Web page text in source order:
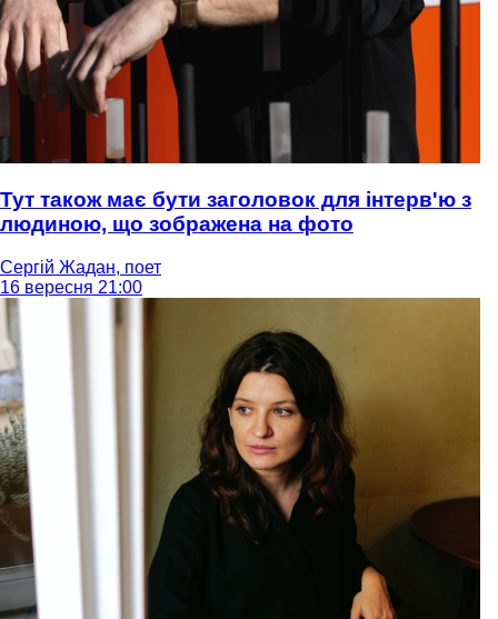
Тут також має бути заголовок для інтерв'ю з
людиною, що зображена на фото
Сергій Жадан, поет
16 вересня 21:00